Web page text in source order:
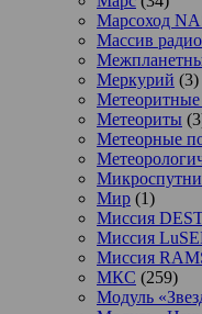
Марсоход
Массив
Меркурий (3)
Метеоритные
Метеориты
Метеорные
Мир (1)
Миссия
Миссия
Миссия
МКС (259)
Модуль